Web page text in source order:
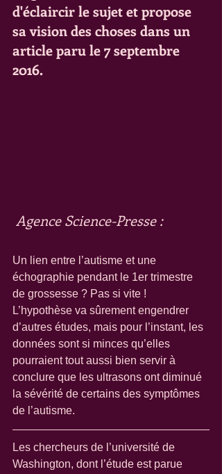
d'éclaircir le sujet et propose
sa vision des choses dans un
article paru le 7 septembre
2016.
Agence Science-Presse :
Un lien entre l’autisme et une
échographie pendant le 1er trimestre
de grossesse ? Pas si vite !
L’hypothèse va sûrement engendrer
d’autres études, mais pour l’instant, les
données sont si minces qu’elles
pourraient tout aussi bien servir à
conclure que les ultrasons ont diminué
la sévérité de certains des symptômes
de l’autisme.
Les chercheurs de l’université de
Washington, dont l’étude est parue